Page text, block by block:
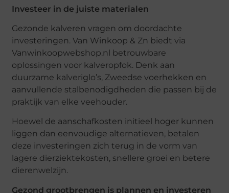
Investeer in de juiste materialen
Gezonde kalveren vragen om doordachte
investeringen. Van Winkoop & Zn biedt via
Vanwinkoopwebshop.nl betrouwbare
oplossingen voor kalveropfok. Denk aan
duurzame kalveriglo’s, Zweedse voerhekken en
aanvullende stalbenodigdheden die passen bij de
praktijk van elke veehouder.
Hoewel de aanschafkosten initieel hoger kunnen
liggen dan eenvoudige alternatieven, betalen
deze investeringen zich terug in de vorm van
lagere dierziektekosten, snellere groei en betere
dierenwelzijn.
Gezond grootbrengen is plannen en investeren